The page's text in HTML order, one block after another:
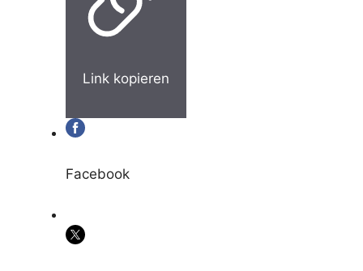
Link kopieren
Facebook